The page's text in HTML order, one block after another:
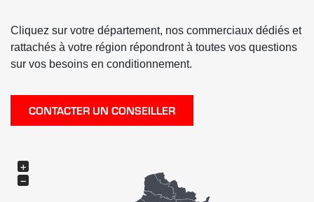
Cliquez sur votre département, nos commerciaux dédiés et
rattachés à votre région répondront à toutes vos questions
sur vos besoins en conditionnement.
CONTACTER UN CONSEILLER
+
−